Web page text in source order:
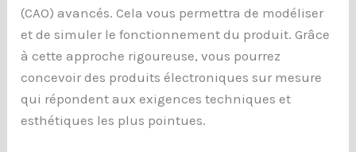
(CAO) avancés. Cela vous permettra de modéliser
et de simuler le fonctionnement du produit. Grâce
à cette approche rigoureuse, vous pourrez
concevoir des produits électroniques sur mesure
qui répondent aux exigences techniques et
esthétiques les plus pointues.